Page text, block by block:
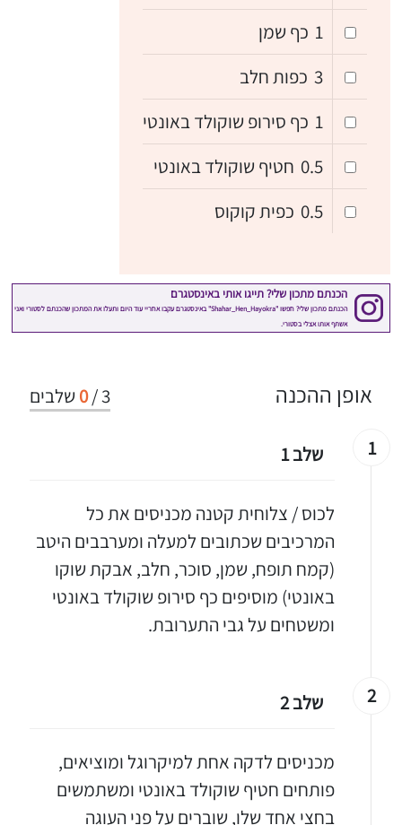
1 כף שמן
3 כפות חלב
1 כף סירופ שוקולד באונטי
0.5 חטיף שוקולד באונטי
0.5 כפית קוקוס
3
/
0 שלבים אופן ההכנה
1 שלב 1
לכוס / צלוחית קטנה מכניסים את כל
המרכיבים שכתובים למעלה ומערבבים היטב
(קמח תופח, שמן, סוכר, חלב, אבקת שוקו
באונטי) מוסיפים כף סירופ שוקולד באונטי
ומשטחים על גבי התערובת.
2 שלב 2
מכניסים לדקה אחת למיקרוגל ומוציאים,
פותחים חטיף שוקולד באונטי ומשתמשים
בחצי אחד שלו, שוברים על פני העוגה